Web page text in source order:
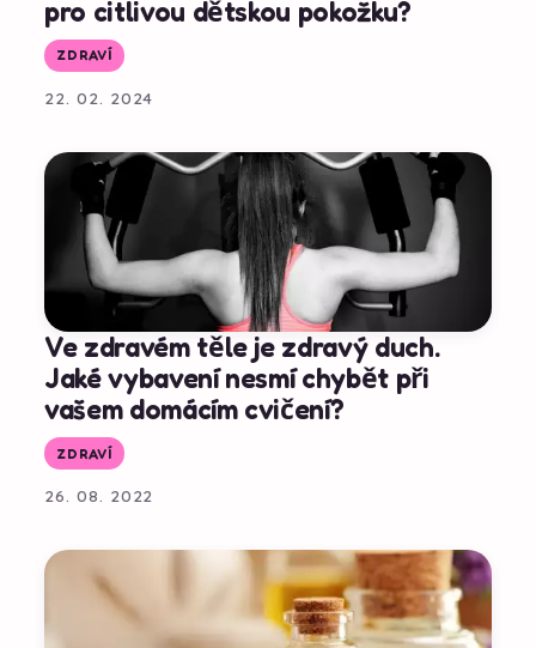
pro citlivou dětskou pokožku?
ZDRAVÍ
22. 02. 2024
Ve zdravém těle je zdravý duch.
Jaké vybavení nesmí chybět při
vašem domácím cvičení?
ZDRAVÍ
26. 08. 2022